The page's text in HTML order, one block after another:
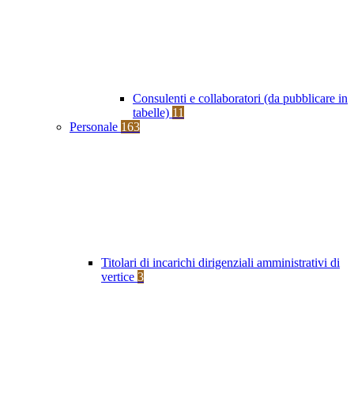
Consulenti e collaboratori (da pubblicare in
tabelle) 11
Personale 163
Titolari di incarichi dirigenziali amministrativi di
vertice 3